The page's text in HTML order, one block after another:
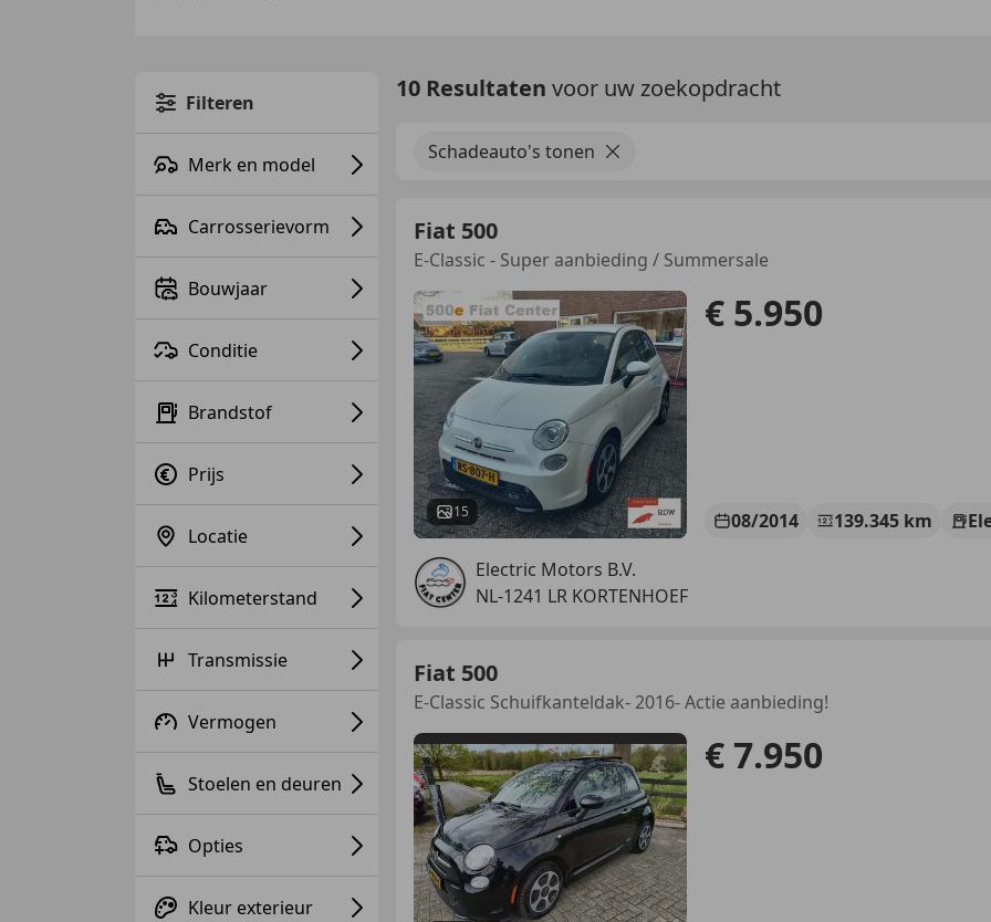
Filteren
Merk en model
Carrosserievorm
Bouwjaar
Conditie
Brandstof
Prijs
Locatie
Kilometerstand
Transmissie
Vermogen
Stoelen en deuren
Opties
Kleur exterieur
10 Resultaten voor uw zoekopdracht
Schadeauto's tonen
Fiat 500
E-Classic - Super aanbieding / Summersale
15
€ 5.950
08/2014 139.345 km
Electric Motors B.V.
NL-1241 LR KORTENHOEF
Fiat 500
E-Classic Schuifkanteldak- 2016- Actie aanbieding!
€ 7.950